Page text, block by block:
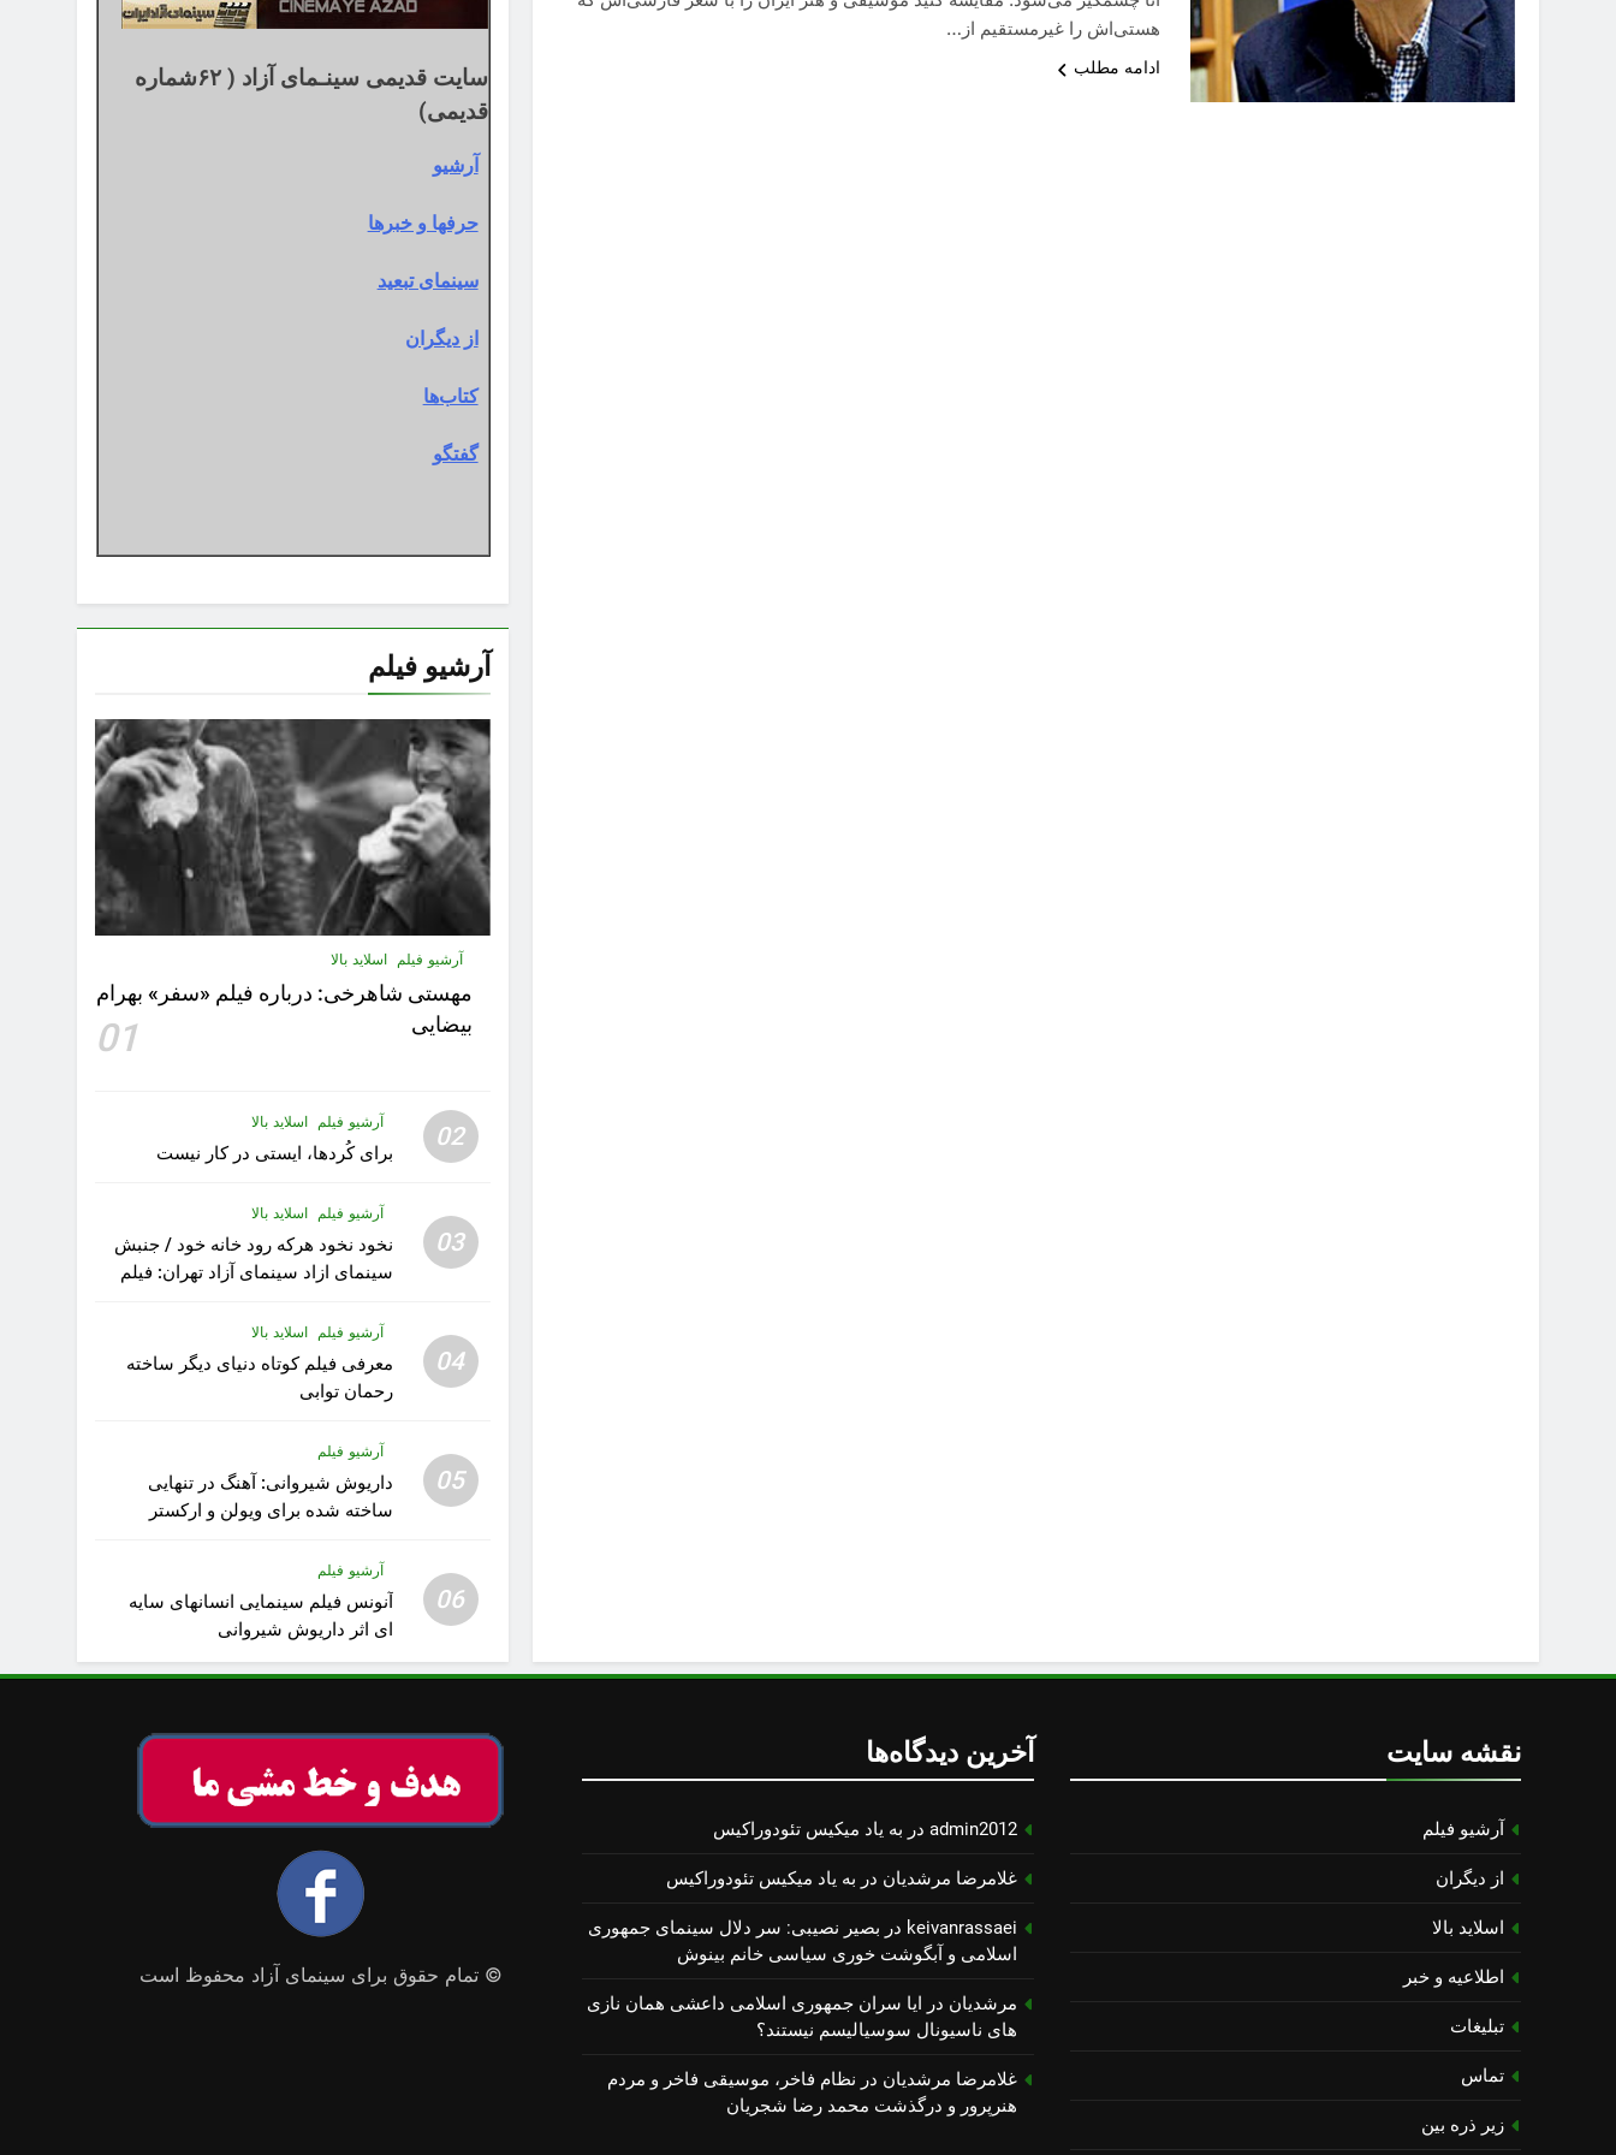
هستی‌اش را غیرمستقیم از…
ادامه مطلب
سایت قدیمی سینـمای آزاد ( ۶۲شماره
قدیمی)
آرشیو
حرفها و خبرها
سینمای تبعید
از دیگران
کتاب‌ها
گفتگو
آرشیو فیلم
آرشیو فیلم اسلاید بالا
مهستى شاهرخى:‌ درباره فيلم «سفر» بهرام
بیضایی
01
02 آرشیو فیلم اسلاید بالا
برای کُردها، ایستی در کار نیست
03
آرشیو فیلم اسلاید بالا
نخود نخود هرکه رود خانه خود / جنبش
سینمای ازاد سینمای آزاد تهران: فیلم
04
آرشیو فیلم اسلاید بالا
معرفی فیلم کوتاه دنیای دیگر ساخته
رحمان توابی
05
آرشیو فیلم
داریوش شیروانی: آهنگ در تنهایی
ساخته شده برای ویولن و ارکستر
06
آرشیو فیلم
آنونس فیلم سینمایی انسانهای سایه
ای اثر داریوش شیروانی
نقشه سایت
آرشیو فیلم
از دیگران
اسلاید بالا
اطلاعیه و خبر
تبلیغات
تماس
زیر ذره بین
آخرین دیدگاه‌ها
admin2012 در به یاد میكیس تئودوراكیس
غلامرضا مرشدیان در به یاد میكیس تئودوراكیس
keivanrassaei در بصیر نصیبی: سر دلال سینمای جمهوری
اسلامی و آبگوشت خوری سیاسی خانم بینوش
مرشدیان در ایا سران جمهوری اسلامی داعشی همان نازی
های ناسیونال سوسیالیسم نیستند؟
غلامرضا مرشدیان در نظام فاخر، موسیقی فاخر و مردم
هنرپرور و درگذشت محمد رضا شجریان
© تمام حقوق برای سینمای آزاد محفوظ است